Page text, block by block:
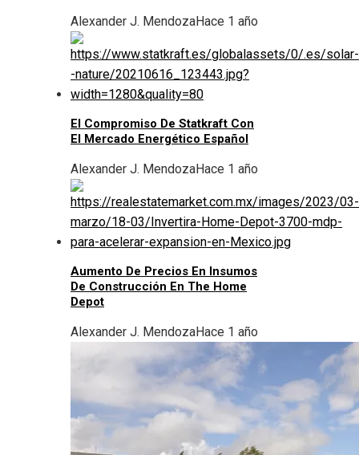
Alexander J. MendozaHace 1 año
El Compromiso De Statkraft Con
El Mercado Energético Español
Alexander J. MendozaHace 1 año
Aumento De Precios En Insumos
De Construcción En The Home
Depot
Alexander J. MendozaHace 1 año